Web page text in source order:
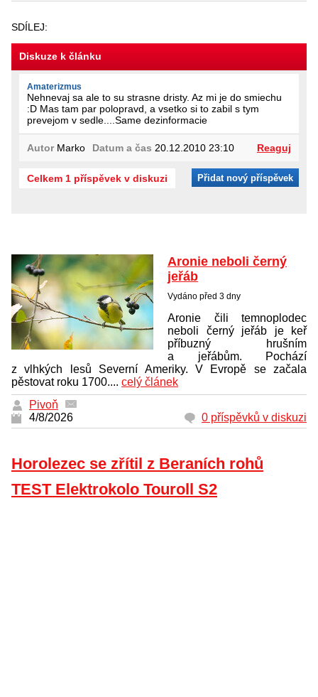
SDÍLEJ:
Diskuze k článku
Amaterizmus
Nehnevaj sa ale to su strasne dristy. Az mi je do smiechu
:D Mas tam par polopravd, a vsetko si to zabil s tym
prevejom v sedle....Same dezinformacie
AutorMarko Datum a čas 20.12.2010 23:10 Reaguj
Celkem 1 příspěvek v diskuzi Přidat nový příspěvek
Aronie neboli černý
jeřáb
Vydáno před 3 dny
Aronie čili temnoplodec
neboli černý jeřáb je keř
příbuzný hrušním
a jeřábům. Pochází
z vlhkých lesů Severní Ameriky. V Evropě se začala
pěstovat roku 1700.... celý článek
Pivoň
4/8/2026
0 příspěvků v diskuzi
Horolezec se zřítil z Beraních rohů
TEST Elektrokolo Touroll S2